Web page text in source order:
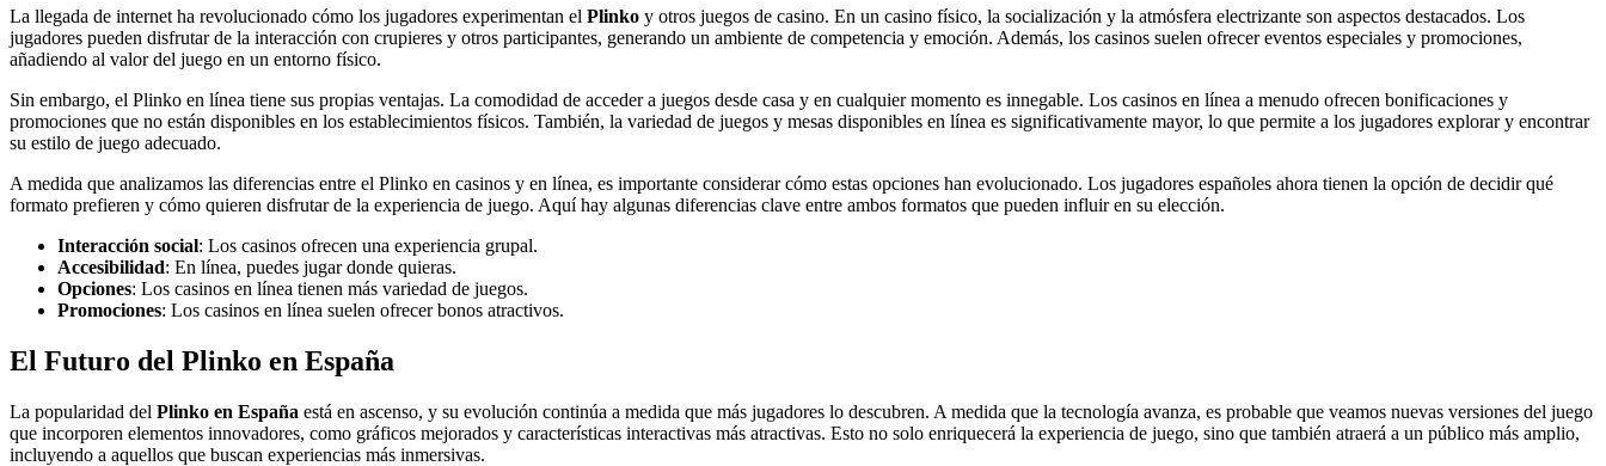
La llegada de internet ha revolucionado cómo los jugadores experimentan el Plinko y otros juegos de casino. En un casino físico, la socialización y la atmósfera electrizante son aspectos destacados. Los
jugadores pueden disfrutar de la interacción con crupieres y otros participantes, generando un ambiente de competencia y emoción. Además, los casinos suelen ofrecer eventos especiales y promociones,
añadiendo al valor del juego en un entorno físico.
Sin embargo, el Plinko en línea tiene sus propias ventajas. La comodidad de acceder a juegos desde casa y en cualquier momento es innegable. Los casinos en línea a menudo ofrecen bonificaciones y
promociones que no están disponibles en los establecimientos físicos. También, la variedad de juegos y mesas disponibles en línea es significativamente mayor, lo que permite a los jugadores explorar y encontrar
su estilo de juego adecuado.
A medida que analizamos las diferencias entre el Plinko en casinos y en línea, es importante considerar cómo estas opciones han evolucionado. Los jugadores españoles ahora tienen la opción de decidir qué
formato prefieren y cómo quieren disfrutar de la experiencia de juego. Aquí hay algunas diferencias clave entre ambos formatos que pueden influir en su elección.
Interacción social: Los casinos ofrecen una experiencia grupal.
Accesibilidad: En línea, puedes jugar donde quieras.
Opciones: Los casinos en línea tienen más variedad de juegos.
Promociones: Los casinos en línea suelen ofrecer bonos atractivos.
El Futuro del Plinko en España
La popularidad del Plinko en España está en ascenso, y su evolución continúa a medida que más jugadores lo descubren. A medida que la tecnología avanza, es probable que veamos nuevas versiones del juego
que incorporen elementos innovadores, como gráficos mejorados y características interactivas más atractivas. Esto no solo enriquecerá la experiencia de juego, sino que también atraerá a un público más amplio,
incluyendo a aquellos que buscan experiencias más inmersivas.